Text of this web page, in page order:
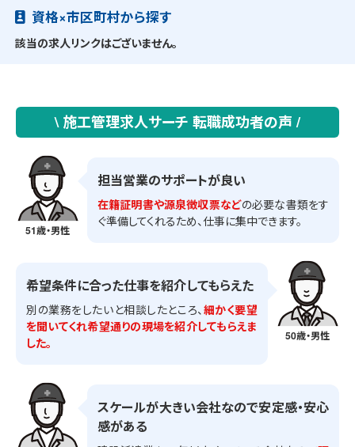
資格×市区町村から探す
該当の求人リンクはございません。
\ 施工管理求人サーチ 転職成功者の声 /
51歳・男性
担当営業のサポートが良い
在籍証明書や源泉徴収票などの必要な書類をす
ぐ準備してくれるため、仕事に集中できます。
50歳・男性
希望条件に合った仕事を紹介してもらえた
別の業務をしたいと相談したところ、 細かく要望
を聞いてくれ希望通りの現場を紹介してもらえま
した。
スケールが大きい会社なので安定感・安心
感がある